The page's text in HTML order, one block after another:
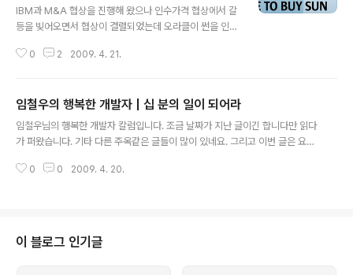
IBM과 M&A 협상을 진행해 왔으나 인수가격 협상에서 갈
등을 빚어오면서 협상이 결렬되었는데 오라클이 썬을 인수
0센트 가격차이로 인수되었다고 하네요. 오라클과 썬의 결
공식 인수(한화 약 9조8000억원) 썬의 공식 사이트에 올
라온 글을 링크 걸어봅니다. 그리고 약간의 설명을 덧붙여
보자면 주당 인수가격은 9.5달러이며, 이는 지난 주말 종가
크로 인수로 첫 해 영업이익이 약 15억달러가 증가할 것으
0 2 2009. 4. 21.
임철우의 행복한 개발자 | 십 분의 일이 되어라
임철우님의 행복한 개발자 칼럼입니다. 조금 날짜가 지난 글이긴 합니다만 읽다
가 퍼왔습니다. 기타 다른 주옥같은 글들이 많이 있네요. 그리고 이번 글은 요즘
글과 비슷한 맥락의 글이 기억에 납니다. 프로그래머로서 개발자로서의 자만에
며~~ 오늘도 야근입니다.. 개발자의 결혼 적령기에 관한 글도 좋은것 같습니다.
^^ TV에서 이런 광고를 본 기억이 난다. 모두가 “아니오”할 때 “네”라고 대답
0 0 2009. 4. 20.
이 블로그 인기글